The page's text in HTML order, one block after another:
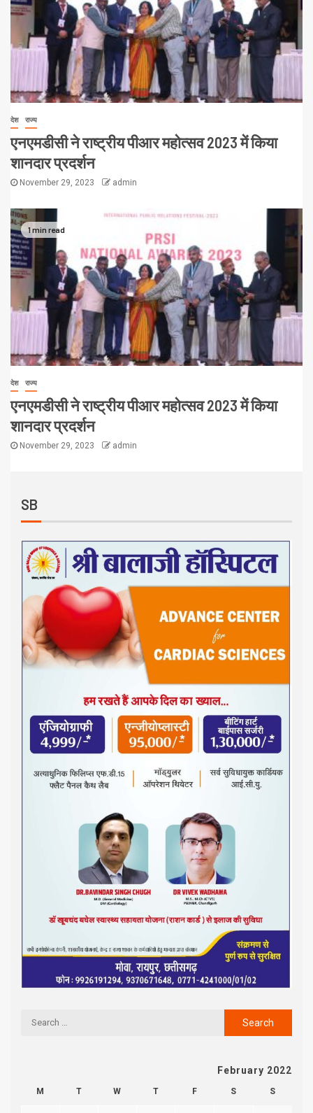
देश राज्य
एनएमडीसी ने राष्ट्रीय पीआर महोत्सव 2023 में किया
शानदार प्रदर्शन
November 29, 2023 admin
1 min read
देश राज्य
एनएमडीसी ने राष्ट्रीय पीआर महोत्सव 2023 में किया
शानदार प्रदर्शन
November 29, 2023 admin
SB
February 2022
M T W T F S S